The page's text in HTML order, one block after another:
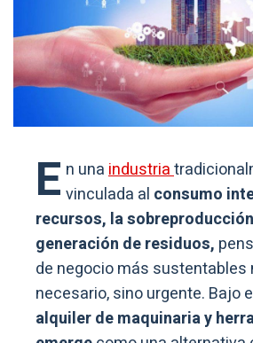
E n unaindustria
vinculada al consumo
recursos, la
generación de residuos,
de negocio más sustentables
necesario, sino urgente. Bajo
alquiler de maquinaria y